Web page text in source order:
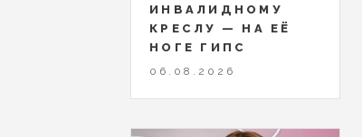
ИНВАЛИДНОМУ
КРЕСЛУ — НА ЕЁ
НОГЕ ГИПС
06.08.2026